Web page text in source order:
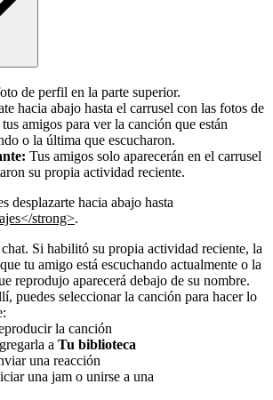
de perfil en la parte superior.
hacia abajo hasta el carrusel con las fotos de
amigos para ver la canción que están
o la última que escucharon.
Tus amigos solo aparecerán en el carrusel
su propia actividad reciente.
desplazarte hacia abajo hasta
strong>.
Si habilitó su propia actividad reciente, la
tu amigo está escuchando actualmente o la
reprodujo aparecerá debajo de su nombre.
puedes seleccionar la canción para hacer lo
la canción
a Tu biblioteca
una reacción
una jam o unirse a una